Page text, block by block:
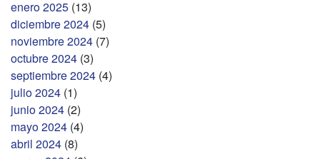
enero 2025 (13)
diciembre 2024 (5)
noviembre 2024 (7)
octubre 2024 (3)
septiembre 2024 (4)
julio 2024 (1)
junio 2024 (2)
mayo 2024 (4)
abril 2024 (8)